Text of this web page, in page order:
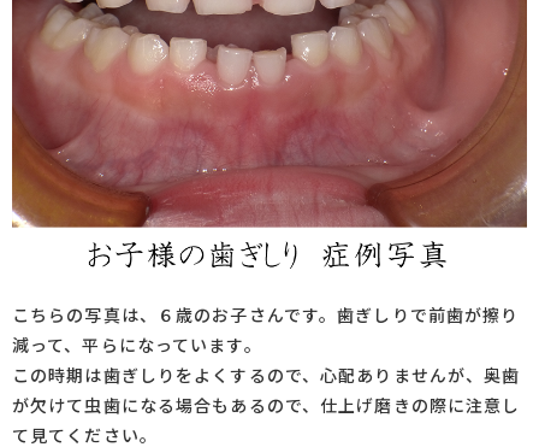
こちらの写真は、６歳のお子さんです。歯ぎしりで前歯が擦り
減って、平らになっています。
この時期は歯ぎしりをよくするので、心配ありませんが、奥歯
が欠けて虫歯になる場合もあるので、仕上げ磨きの際に注意し
て見てください。